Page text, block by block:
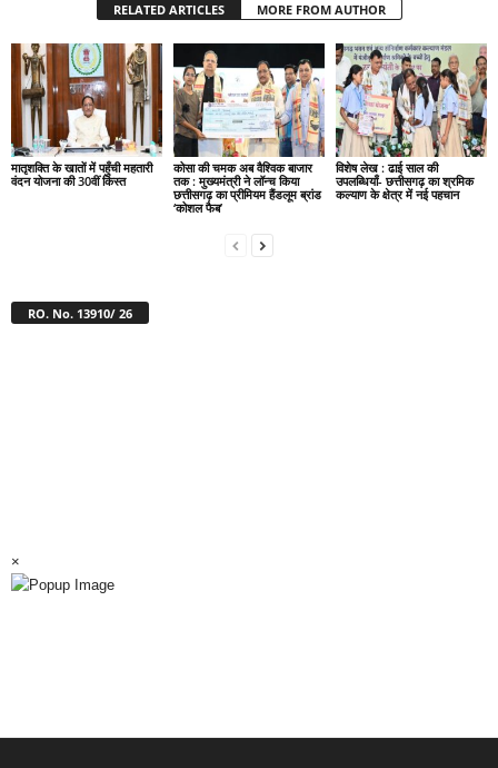
RELATED ARTICLES MORE FROM AUTHOR
मातृशक्ति के खातों में पहुँची महतारी
वंदन योजना की 30वीं किस्त
कोसा की चमक अब वैश्विक बाजार
तक : मुख्यमंत्री ने लॉन्च किया
छत्तीसगढ़ का प्रीमियम हैंडलूम ब्रांड
‘कोशल फैब’
विशेष लेख : ढाई साल की
उपलब्धियाँ- छत्तीसगढ़ का श्रमिक
कल्याण के क्षेत्र में नई पहचान
RO. No. 13910/ 26
×